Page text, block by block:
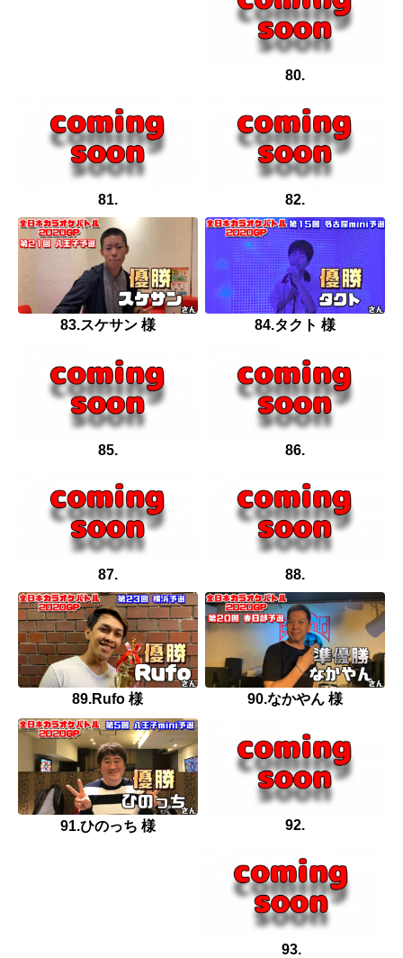
80.
81. 82.
83.スケサン 様 84.タクト 様
85. 86.
87. 88.
89.Rufo 様 90.なかやん 様
91.ひのっち 様 92.
93.